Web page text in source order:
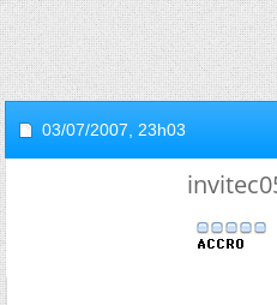
03/07/2007, 23h03